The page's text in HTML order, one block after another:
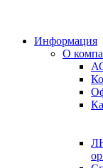
Информация
О